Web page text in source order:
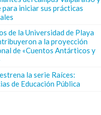
para iniciar sus prácticas
de la Universidad de Playa
a la proyección
de «Cuentos Antárticos y
la serie Raíces:
de Educación Pública